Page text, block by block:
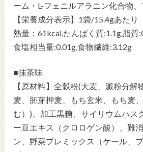
ーム・L-フェニルアラニン化合物、
【栄養成分表示】1袋/15.4gあたり
熱量：61kcal,たんぱく質:1.1g,脂質
食塩相当量:0.01g,食物繊維:3.12g
■抹茶味
【原材料】全穀粉(大麦、澱粉分解
麦、胚芽押麦、もち玄米、もち麦
む）)、加工黒糖、サイリウムハス
ー豆エキス（クロロゲン酸）、難
ン、野菜プレミックス（ケール、